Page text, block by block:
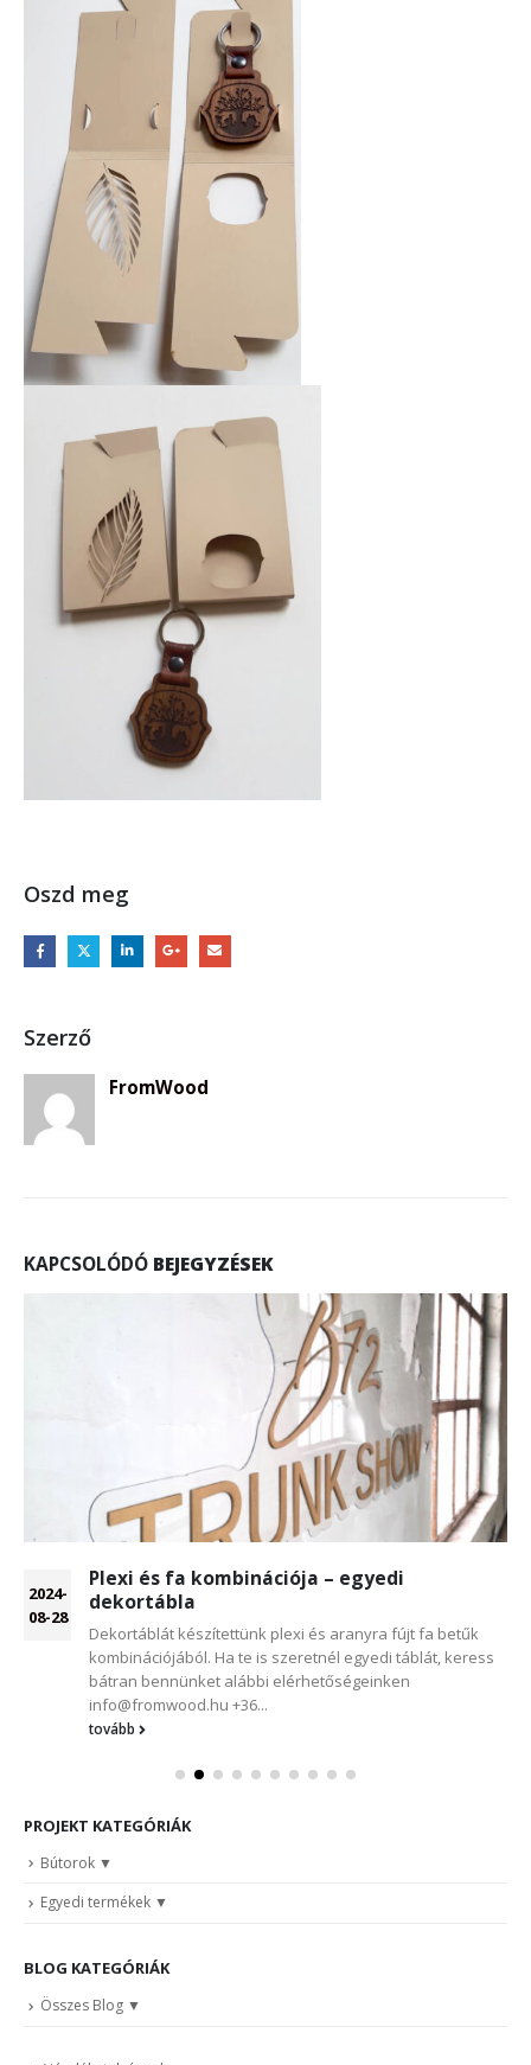
Oszd meg
Szerző
FromWood
KAPCSOLÓDÓ BEJEGYZÉSEK
2024-
08-28
Plexi és fa kombinációja – egyedi
dekortábla
Dekortáblát készítettünk plexi és aranyra fújt fa betűk
kombinációjából. Ha te is szeretnél egyedi táblát, keress
bátran bennünket alábbi elérhetőségeinken
info@fromwood.hu +36...
tovább
PROJEKT KATEGÓRIÁK
Bútorok
Egyedi termékek
BLOG KATEGÓRIÁK
Összes Blog